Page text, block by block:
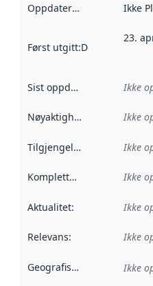
Oppdateringsfrekvens :
Ikke
Først utgitt:Denne datoen
23.
Sist oppdatert Ikke
Nøyaktighet Ikke
Tilgjengelighet Ikke
Kompletthet Ikke
Aktualitet: Ikke
Relevans: Ikke
Geografisk avgrensning :
Ikke